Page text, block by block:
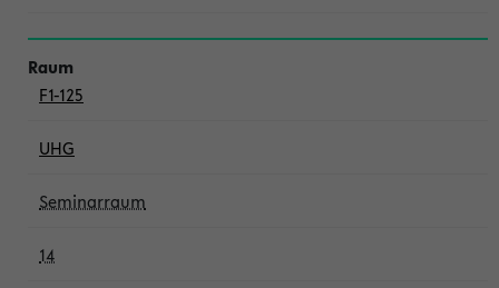
F1-125
UHG
Seminarraum
14